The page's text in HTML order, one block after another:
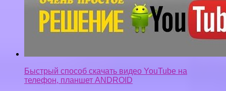
Быстрый способ скачать видео YouTube на
телефон, планшет ANDROID